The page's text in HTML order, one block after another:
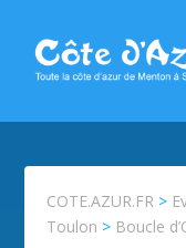
COTE.AZUR.FR >
Toulon > Boucle